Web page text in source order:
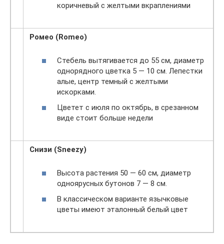
коричневый с желтыми вкраплениями
Ромео (Romeo)
Стебель вытягивается до 55 см, диаметр
однорядного цветка 5 — 10 см. Лепестки
алые, центр темный с желтыми
искорками.
Цветет с июля по октябрь, в срезанном
виде стоит больше недели
Снизи (Sneezy)
Высота растения 50 — 60 см, диаметр
одноярусных бутонов 7 — 8 см.
В классическом варианте язычковые
цветы имеют эталонный белый цвет